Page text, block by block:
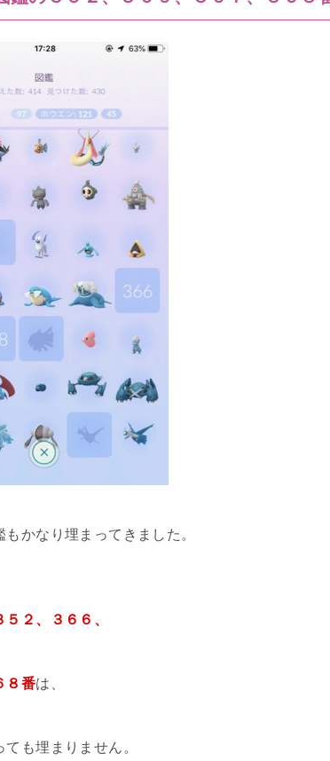
もかなり埋まってきました。
５２、３６６、
８番は、
も埋まりません。